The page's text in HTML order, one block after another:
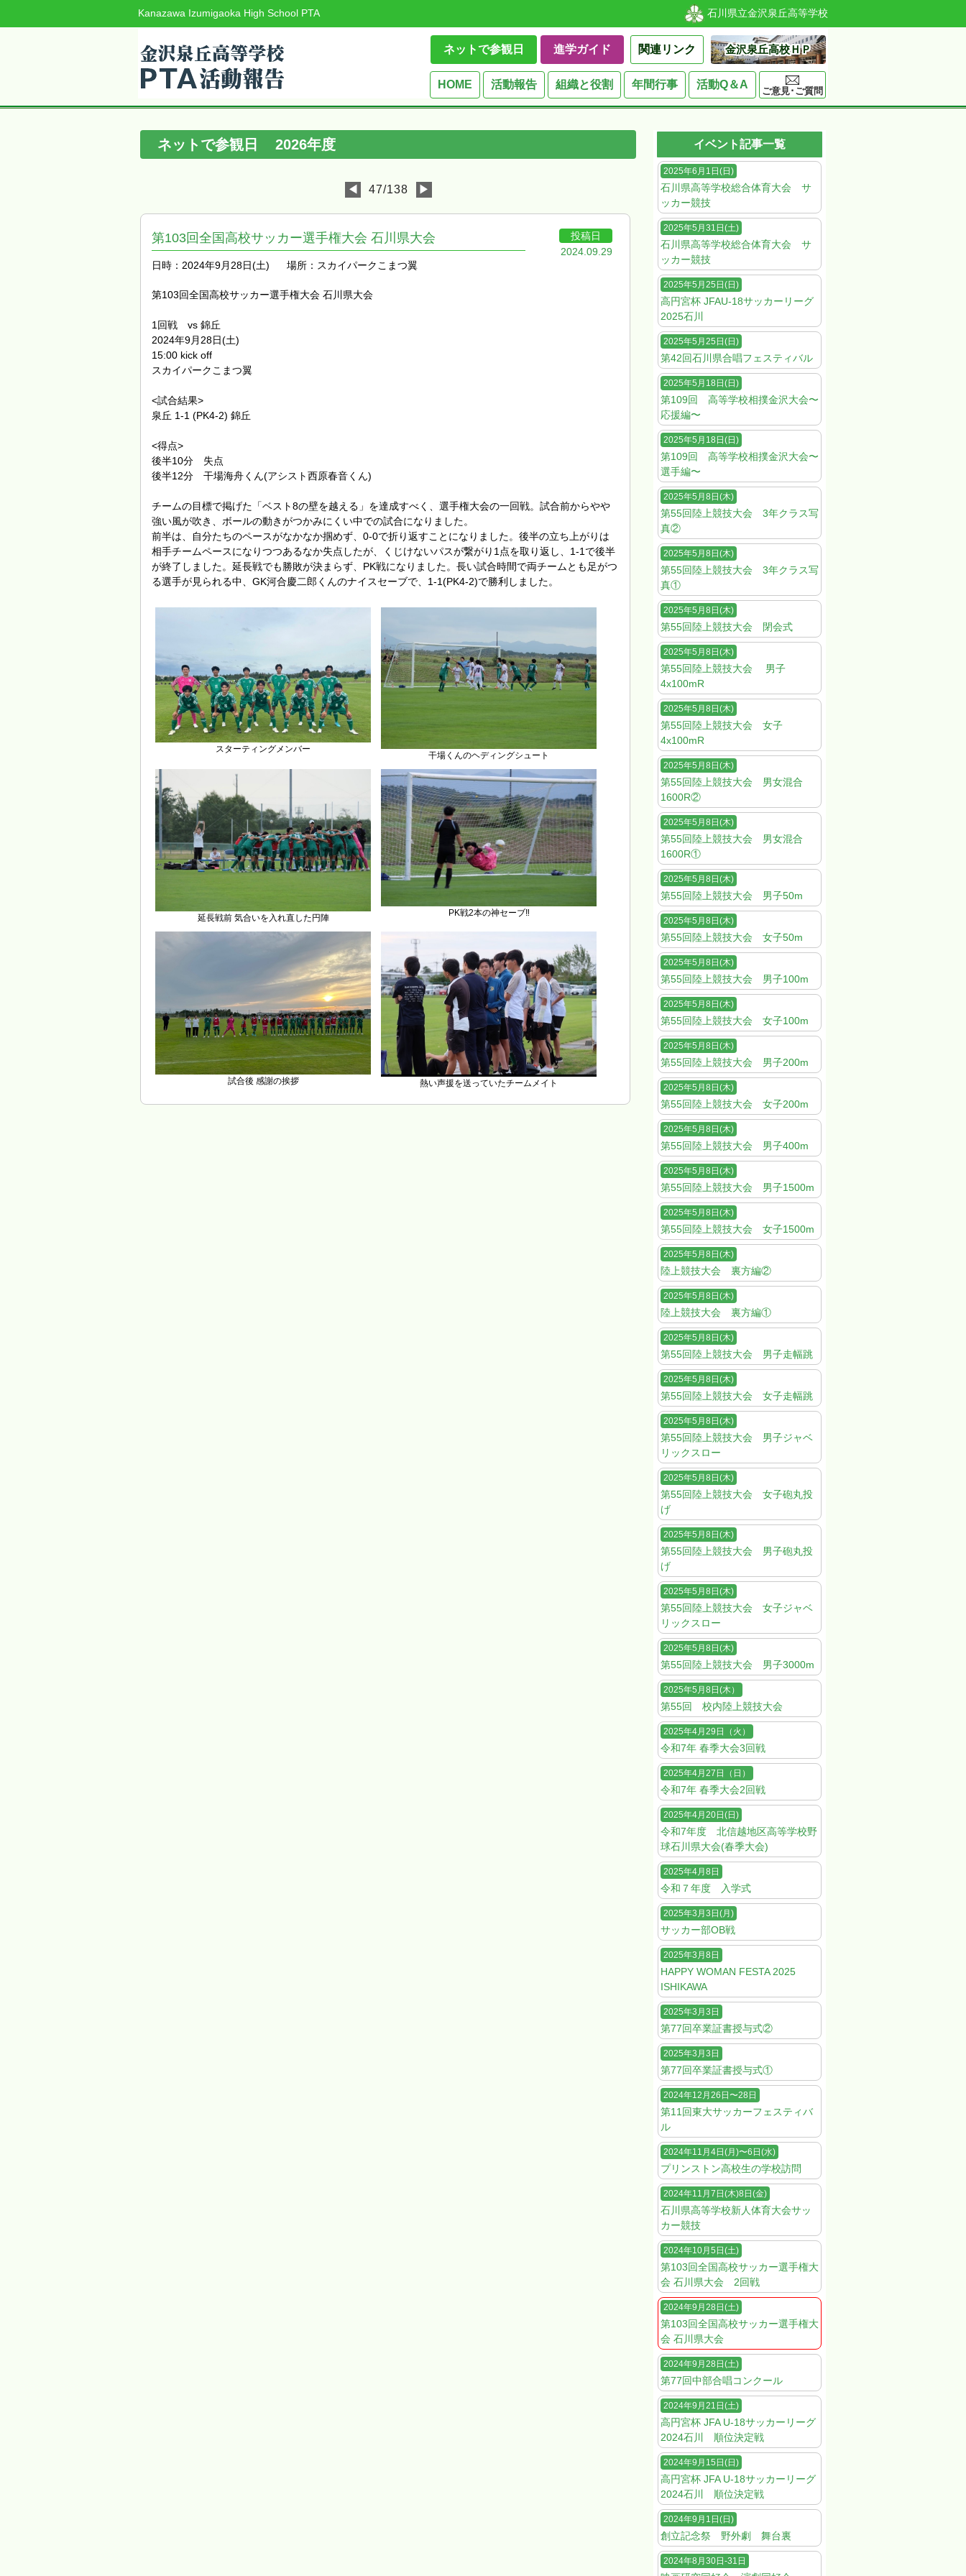
Kanazawa Izumigaoka High School PTA 石川県立金沢泉丘高等学校
ネットで参観日 進学ガイド 関連リンク 金沢泉丘高校ＨＰ
HOME 活動報告 組織と役割 年間行事 活動Q＆A
ご意見･ご質問
ネットで参観日 2026年度
◀ 47/138 ▶
第103回全国高校サッカー選手権大会 石川県大会
日時：2024年9月28日(土) 場所：スカイパークこまつ翼
投稿日
2024.09.29
第103回全国高校サッカー選手権大会 石川県大会
1回戦 vs 錦丘
2024年9月28日(土)
15:00 kick off
スカイパークこまつ翼
<試合結果>
泉丘 1-1 (PK4-2) 錦丘
<得点>
後半10分 失点
後半12分 干場海舟くん(アシスト西原春音くん)
チームの目標で掲げた「ベスト8の壁を越える」を達成すべく、選手権大会の一回戦。試合前からやや
強い風が吹き、ボールの動きがつかみにくい中での試合になりました。
前半は、自分たちのペースがなかなか掴めず、0-0で折り返すことになりました。後半の立ち上がりは
相手チームペースになりつつあるなか失点したが、くじけないパスが繋がり1点を取り返し、1-1で後半
が終了しました。延長戦でも勝敗が決まらず、PK戦になりました。長い試合時間で両チームとも足がつ
る選手が見られる中、GK河合慶二郎くんのナイスセーブで、1-1(PK4-2)で勝利しました。
スターティングメンバー
干場くんのヘディングシュート
延長戦前 気合いを入れ直した円陣 PK戦2本の神セーブ‼︎
試合後 感謝の挨拶 熱い声援を送っていたチームメイト
イベント記事一覧
2025年6月1日(日)
石川県高等学校総合体育大会 サ
ッカー競技
2025年5月31日(土)
石川県高等学校総合体育大会 サ
ッカー競技
2025年5月25日(日)
高円宮杯 JFAU-18サッカーリーグ
2025石川
2025年5月25日(日)
第42回石川県合唱フェスティバル
2025年5月18日(日)
第109回 高等学校相撲金沢大会〜
応援編〜
2025年5月18日(日)
第109回 高等学校相撲金沢大会〜
選手編〜
2025年5月8日(木)
第55回陸上競技大会 3年クラス写
真②
2025年5月8日(木)
第55回陸上競技大会 3年クラス写
真①
2025年5月8日(木)
第55回陸上競技大会 閉会式
2025年5月8日(木)
第55回陸上競技大会 男子
4x100mR
2025年5月8日(木)
第55回陸上競技大会 女子
4x100mR
2025年5月8日(木)
第55回陸上競技大会 男女混合
1600R②
2025年5月8日(木)
第55回陸上競技大会 男女混合
1600R①
2025年5月8日(木)
第55回陸上競技大会 男子50m
2025年5月8日(木)
第55回陸上競技大会 女子50m
2025年5月8日(木)
第55回陸上競技大会 男子100m
2025年5月8日(木)
第55回陸上競技大会 女子100m
2025年5月8日(木)
第55回陸上競技大会 男子200m
2025年5月8日(木)
第55回陸上競技大会 女子200m
2025年5月8日(木)
第55回陸上競技大会 男子400m
2025年5月8日(木)
第55回陸上競技大会 男子1500m
2025年5月8日(木)
第55回陸上競技大会 女子1500m
2025年5月8日(木)
陸上競技大会 裏方編②
2025年5月8日(木)
陸上競技大会 裏方編①
2025年5月8日(木)
第55回陸上競技大会 男子走幅跳
2025年5月8日(木)
第55回陸上競技大会 女子走幅跳
2025年5月8日(木)
第55回陸上競技大会 男子ジャベ
リックスロー
2025年5月8日(木)
第55回陸上競技大会 女子砲丸投
げ
2025年5月8日(木)
第55回陸上競技大会 男子砲丸投
げ
2025年5月8日(木)
第55回陸上競技大会 女子ジャベ
リックスロー
2025年5月8日(木)
第55回陸上競技大会 男子3000m
2025年5月8日(木）
第55回 校内陸上競技大会
2025年4月29日（火）
令和7年 春季大会3回戦
2025年4月27日（日）
令和7年 春季大会2回戦
2025年4月20日(日)
令和7年度 北信越地区高等学校野
球石川県大会(春季大会)
2025年4月8日
令和７年度 入学式
2025年3月3日(月)
サッカー部OB戦
2025年3月8日
HAPPY WOMAN FESTA 2025
ISHIKAWA
2025年3月3日
第77回卒業証書授与式②
2025年3月3日
第77回卒業証書授与式①
2024年12月26日〜28日
第11回東大サッカーフェスティバ
ル
2024年11月4日(月)〜6日(水)
プリンストン高校生の学校訪問
2024年11月7日(木)8日(金)
石川県高等学校新人体育大会サッ
カー競技
2024年10月5日(土)
第103回全国高校サッカー選手権大
会 石川県大会 2回戦
2024年9月28日(土)
第103回全国高校サッカー選手権大
会 石川県大会
2024年9月28日(土)
第77回中部合唱コンクール
2024年9月21日(土)
高円宮杯 JFA U-18サッカーリーグ
2024石川 順位決定戦
2024年9月15日(日)
高円宮杯 JFA U-18サッカーリーグ
2024石川 順位決定戦
2024年9月1日(日)
創立記念祭 野外劇 舞台裏
2024年8月30日-31日